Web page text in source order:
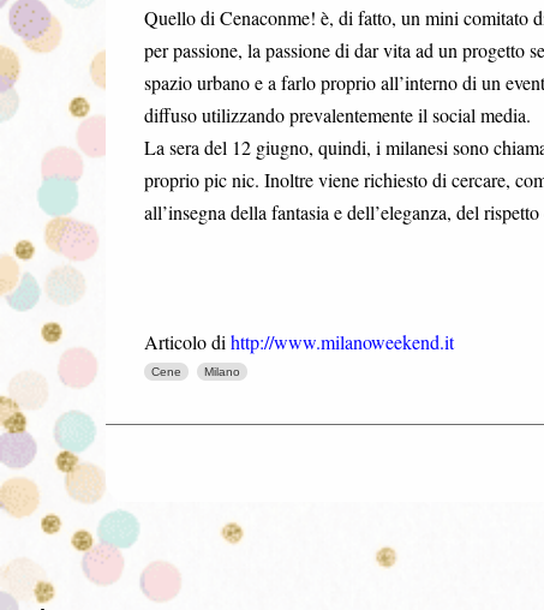
Quello di Cenaconme! è, di fatto, un mini comitato
per passione, la passione di dar vita ad un progetto
spazio urbano e a farlo proprio all’interno di un
diffuso utilizzando prevalentemente il social media.
La sera del 12 giugno, quindi, i milanesi sono
proprio pic nic. Inoltre viene richiesto di cercare,
all’insegna della fantasia e dell’eleganza, del
Articolo dihttp://www.milanoweekend.it
Cene Milano